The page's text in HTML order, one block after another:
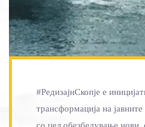
#РедизајнСкопје е
трансформација на